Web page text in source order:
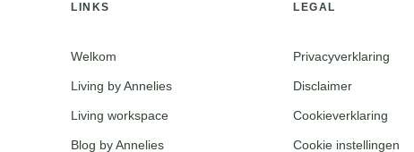
LINKS
Welkom
Living by Annelies
Living workspace
Blog by Annelies
LEGAL
Privacyverklaring
Disclaimer
Cookieverklaring
Cookie instellingen